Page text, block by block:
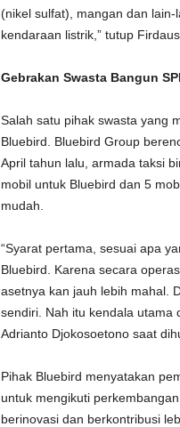
(nikel sulfat), mangan dan
kendaraan listrik,” tutup Firdaus.
Gebrakan Swasta Bangun
Salah satu pihak swasta yang
Bluebird. Bluebird Group
April tahun lalu, armada taksi
mobil untuk Bluebird dan 5
mudah.
“Syarat pertama, sesuai apa
Bluebird. Karena secara
asetnya kan jauh lebih mahal.
sendiri. Nah itu kendala utama
Adrianto Djokosoetono saat
Pihak Bluebird menyatakan
untuk mengikuti
berinovasi dan berkontribusi